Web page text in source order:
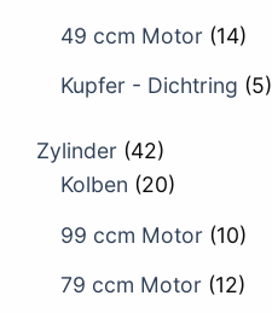
49 ccm Motor (14)
Kupfer - Dichtring (5)
Zylinder (42)
Kolben (20)
99 ccm Motor (10)
79 ccm Motor (12)